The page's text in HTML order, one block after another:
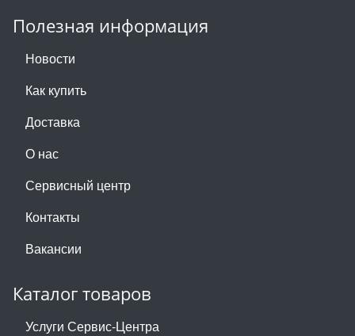
Полезная информация
Новости
Как купить
Доставка
О нас
Сервисный центр
Контакты
Вакансии
Каталог товаров
Услуги Сервис-Центра